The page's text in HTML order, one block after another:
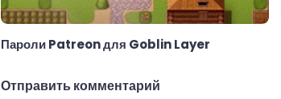
Пароли Patreon для Goblin Layer
Отправить комментарий